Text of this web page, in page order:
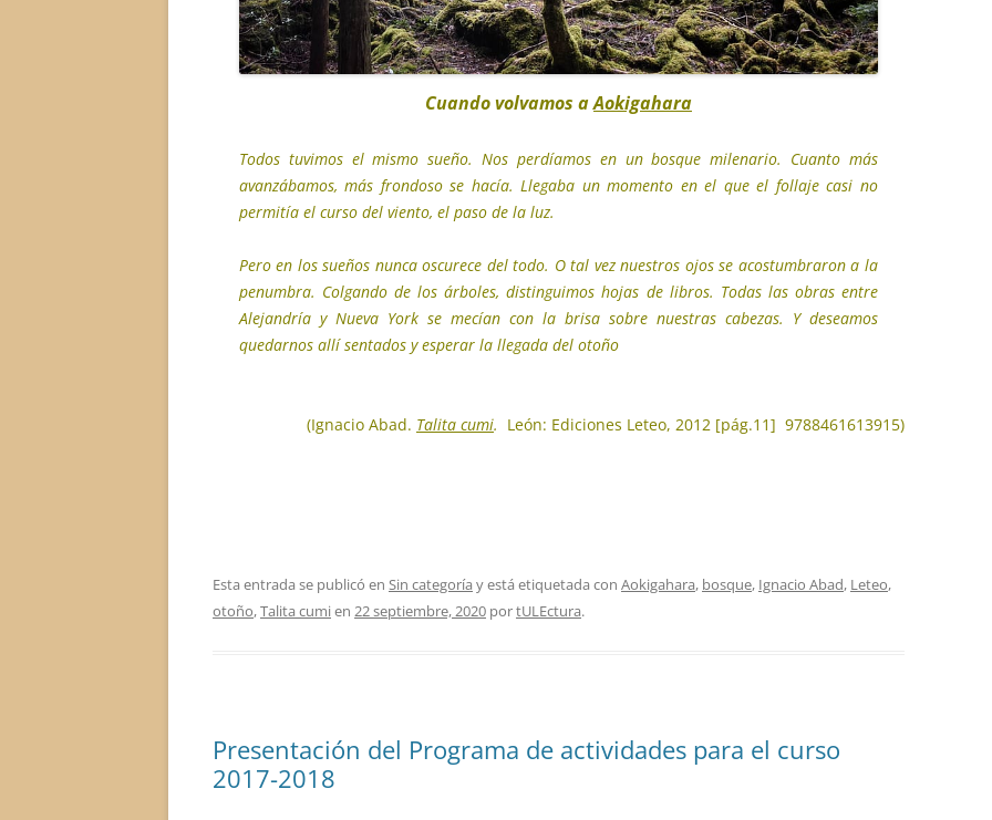
Cuando volvamos aAokigahara
Todos tuvimos el mismo sueño. Nos perdíamos en un bosque milenario. Cuanto más
avanzábamos, más frondoso se hacía. Llegaba un momento en el que el follaje casi no
permitía el curso del viento, el paso de la luz.
Pero en los sueños nunca oscurece del todo. O tal vez nuestros ojos se acostumbraron a la
penumbra. Colgando de los árboles, distinguimos hojas de libros. Todas las obras entre
Alejandría y Nueva York se mecían con la brisa sobre nuestras cabezas. Y deseamos
quedarnos allí sentados y esperar la llegada del otoño
(Ignacio Abad. Talita cumi. León: Ediciones Leteo, 2012 [pág.11] 9788461613915)
Esta entrada se publicó en Sin categoría y está etiquetada con Aokigahara, bosque, Ignacio Abad, Leteo,
otoño,Talita cumien 22 septiembre, 2020 portULEctura.
Presentación del Programa de actividades para el curso
2017-2018